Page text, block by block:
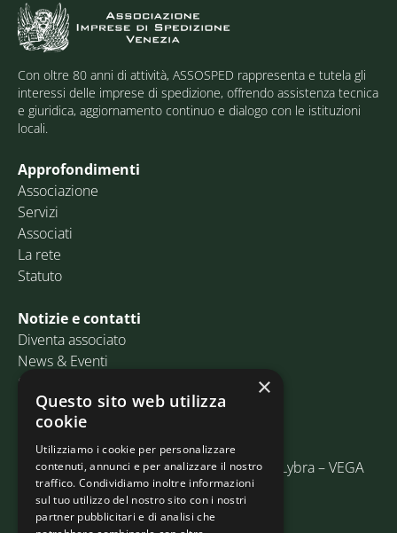
Con oltre 80 anni di attività, ASSOSPED rappresenta e tutela gli
interessi delle imprese di spedizione, offrendo assistenza tecnica
e giuridica, aggiornamento continuo e dialogo con le istituzioni
locali.
Approfondimenti
Associazione
Servizi
Associati
La rete
Statuto
Notizie e contatti
Diventa associato
News & Eventi
Contatti
Email:info@assosped.it
PEC: assospedvenezia@pec.fedespedi.it
Indirizzo: Via delle Industrie, 19/C Edificio Lybra – VEGA
30175 Marghera (VE)
×
Questo sito web utilizza
cookie
Utilizziamo i cookie per personalizzare
contenuti, annunci e per analizzare il nostro
traffico. Condividiamo inoltre informazioni
sul tuo utilizzo del nostro sito con i nostri
partner pubblicitari e di analisi che